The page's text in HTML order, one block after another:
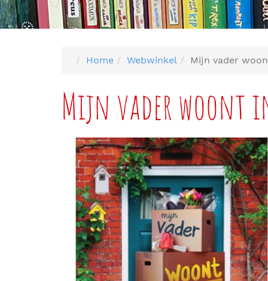
Home Webwinkel Mijn vader
Mijn vader woont